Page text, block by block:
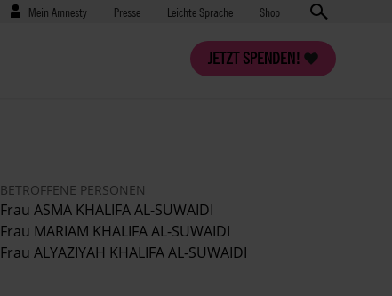
Benutzermenü
Mein Amnesty Presse
Presse Leichte Sprache Shop
JETZT SPENDEN!
BETROFFENE PERSONEN
Frau ASMA KHALIFA AL-SUWAIDI
Frau MARIAM KHALIFA AL-SUWAIDI
Frau ALYAZIYAH KHALIFA AL-SUWAIDI